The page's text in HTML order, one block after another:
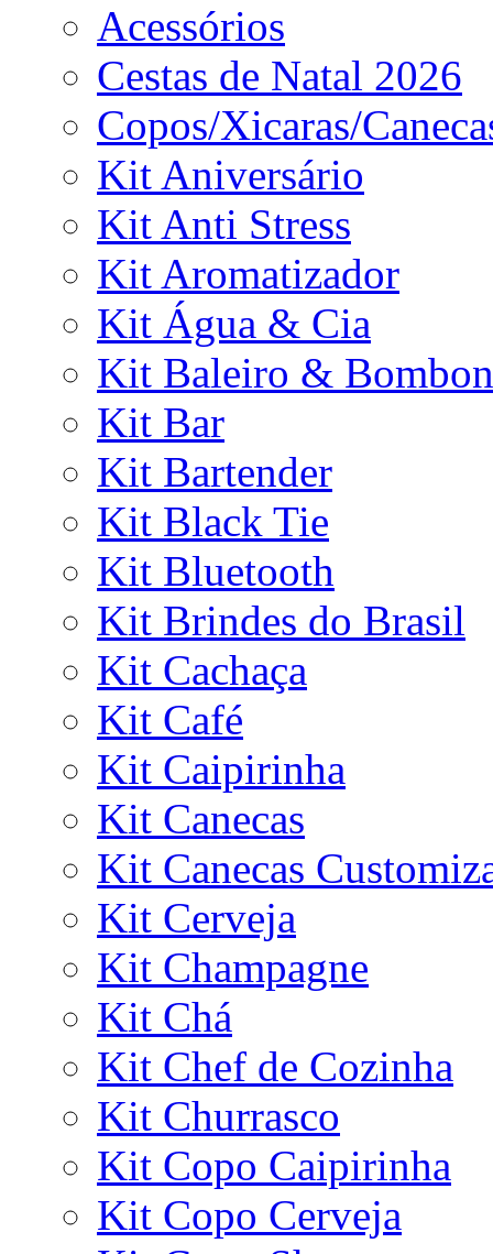
Acessórios
Cestas de Natal 2026
Copos/Xicaras/
Kit Aniversário
Kit Anti Stress
Kit Aromatizador
Kit Água & Cia
Kit Baleiro &
Kit Bar
Kit Bartender
Kit Black Tie
Kit Bluetooth
Kit Brindes do Brasil
Kit Cachaça
Kit Café
Kit Caipirinha
Kit Canecas
Kit Canecas
Kit Cerveja
Kit Champagne
Kit Chá
Kit Chef de Cozinha
Kit Churrasco
Kit Copo Caipirinha
Kit Copo Cerveja